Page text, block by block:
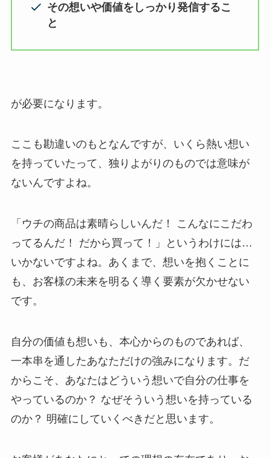
その想いや価値をしっかり発信するこ
と
が必要になります。
ここも勘違いのもとなんですが、いくら熱い想い
を持っていたって、独りよがりのものでは意味が
ないんですよね。
「ウチの商品は素晴らしいんだ！ こんなにこだわ
ってるんだ！ だから買って！」というわけには…
いかないですよね。あくまで、想いを抱くことに
も、お客様の未来を明るく導く要素が欠かせない
です。
自分の価値も想いも、本心からのものであれば、
一本串を通したあなただけの強みになります。だ
からこそ、あなたはどういう想いで自分の仕事を
やっているのか？ なぜそういう想いを持っている
のか？ 明確にしていくべきだと思います。